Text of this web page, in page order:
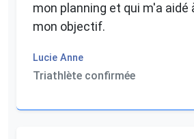
mon planning et qui m'a aidé
mon objectif.
Lucie Anne
Triathlète confirmée